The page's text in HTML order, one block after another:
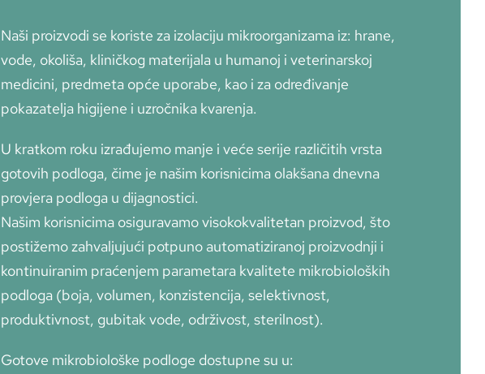
Naši proizvodi se koriste za izolaciju mikroorganizama iz: hrane,
vode, okoliša, kliničkog materijala u humanoj i veterinarskoj
medicini, predmeta opće uporabe, kao i za određivanje
pokazatelja higijene i uzročnika kvarenja.
U kratkom roku izrađujemo manje i veće serije različitih vrsta
gotovih podloga, čime je našim korisnicima olakšana dnevna
provjera podloga u dijagnostici.
Našim korisnicima osiguravamo visokokvalitetan proizvod, što
postižemo zahvaljujući potpuno automatiziranoj proizvodnji i
kontinuiranim praćenjem parametara kvalitete mikrobioloških
podloga (boja, volumen, konzistencija, selektivnost,
produktivnost, gubitak vode, održivost, sterilnost).
Gotove mikrobiološke podloge dostupne su u: